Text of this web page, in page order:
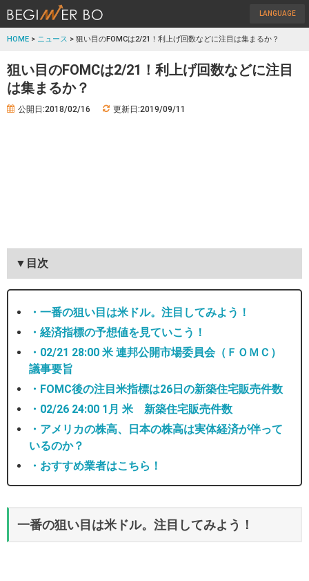
LANGUAGE
HOME > ニュース > 狙い目のFOMCは2/21！利上げ回数などに注目は集まるか？
狙い目のFOMCは2/21！利上げ回数などに注目
は集まるか？
公開日:2018/02/16 更新日:2019/09/11
▼目次
・一番の狙い目は米ドル。注目してみよう！
・経済指標の予想値を見ていこう！
・02/21 28:00 米 連邦公開市場委員会（ＦＯＭＣ）
議事要旨
・FOMC後の注目米指標は26日の新築住宅販売件数
・02/26 24:00 1月 米 新築住宅販売件数
・アメリカの株高、日本の株高は実体経済が伴って
いるのか？
・おすすめ業者はこちら！
一番の狙い目は米ドル。注目してみよう！